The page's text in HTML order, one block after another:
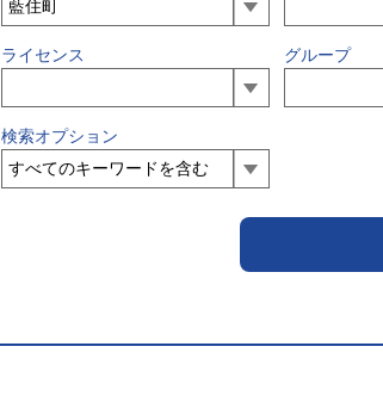
ライセンス グループ
検索オプション